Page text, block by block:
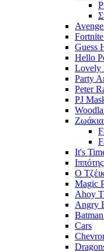
Guess
Hello
Lovely
Party
Peter
PJ
It's
Ο
Magic
Ahoy
Angry
Cars